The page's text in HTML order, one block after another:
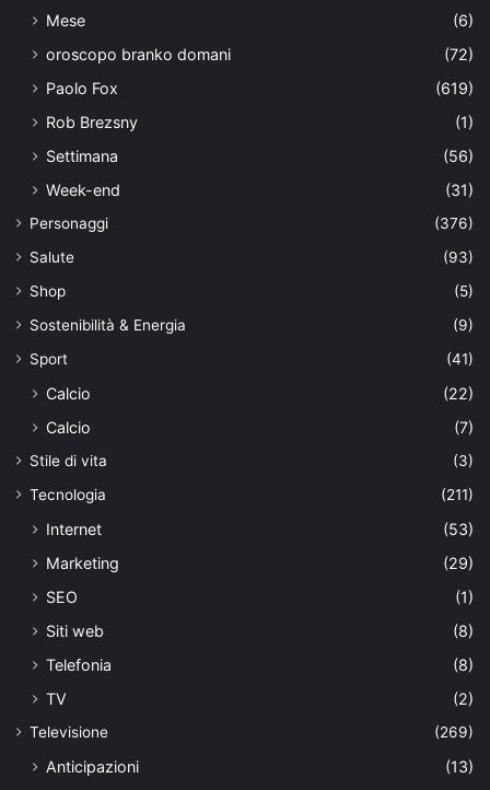
Mese
(6)
oroscopo branko domani
(72)
Paolo Fox
(619)
Rob Brezsny
(1)
Settimana
(56)
Week-end
(31)
Personaggi
(376)
Salute
(93)
Shop
(5)
Sostenibilità & Energia
(9)
Sport
(41)
Calcio
(22)
Calcio
(7)
Stile di vita
(3)
Tecnologia
(211)
Internet
(53)
Marketing
(29)
SEO
(1)
Siti web
(8)
Telefonia
(8)
TV
(2)
Televisione (269)
Anticipazioni
(13)